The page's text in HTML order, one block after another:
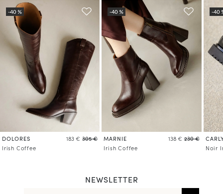
DOLORES 183 € 305 €
Irish Coffee
MARNIE 138 € 230 €
Irish Coffee
Noir
NEWSLETTER